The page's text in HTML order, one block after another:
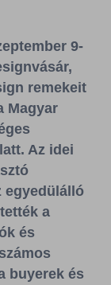
9-
remekeit
Magyar
Az idei
egyedülálló
a
és
buyerek és